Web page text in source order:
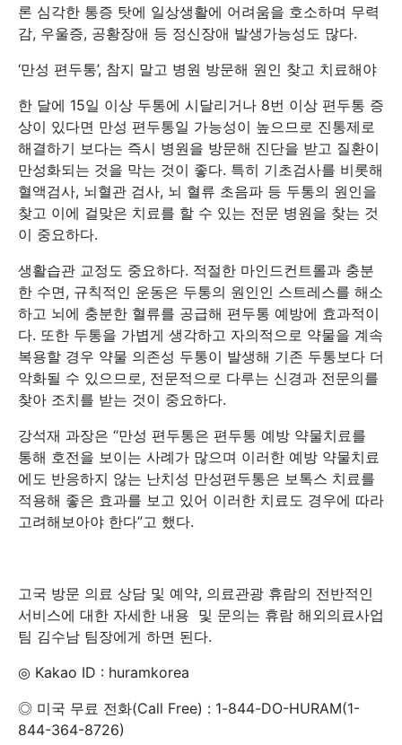
론 심각한 통증 탓에 일상생활에 어려움을 호소하며 무력
감, 우울증, 공황장애 등 정신장애 발생가능성도 많다.
‘만성 편두통’, 참지 말고 병원 방문해 원인 찾고 치료해야
한 달에 15일 이상 두통에 시달리거나 8번 이상 편두통 증
상이 있다면 만성 편두통일 가능성이 높으므로 진통제로
해결하기 보다는 즉시 병원을 방문해 진단을 받고 질환이
만성화되는 것을 막는 것이 좋다. 특히 기초검사를 비롯해
혈액검사, 뇌혈관 검사, 뇌 혈류 초음파 등 두통의 원인을
찾고 이에 걸맞은 치료를 할 수 있는 전문 병원을 찾는 것
이 중요하다.
생활습관 교정도 중요하다. 적절한 마인드컨트롤과 충분
한 수면, 규칙적인 운동은 두통의 원인인 스트레스를 해소
하고 뇌에 충분한 혈류를 공급해 편두통 예방에 효과적이
다. 또한 두통을 가볍게 생각하고 자의적으로 약물을 계속
복용할 경우 약물 의존성 두통이 발생해 기존 두통보다 더
악화될 수 있으므로, 전문적으로 다루는 신경과 전문의를
찾아 조치를 받는 것이 중요하다.
강석재 과장은 “만성 편두통은 편두통 예방 약물치료를
통해 호전을 보이는 사례가 많으며 이러한 예방 약물치료
에도 반응하지 않는 난치성 만성편두통은 보톡스 치료를
적용해 좋은 효과를 보고 있어 이러한 치료도 경우에 따라
고려해보아야 한다”고 했다.
고국 방문 의료 상담 및 예약, 의료관광 휴람의 전반적인
서비스에 대한 자세한 내용 및 문의는 휴람 해외의료사업
팀 김수남 팀장에게 하면 된다.
◎ Kakao ID : huramkorea
◎ 미국 무료 전화(Call Free) : 1-844-DO-HURAM(1-
844-364-8726)